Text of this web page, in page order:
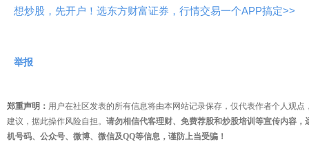
想炒股，先开户！选东方财富证券，行情交易一个APP搞定>>
举报
郑重声明： 用户在社区发表的所有信息将由本网站记录保存，仅代表作者个人观
建议，据此操作风险自担。 请勿相信代客理财、免费荐股和炒股培训等宣传内容
机号码、公众号、微博、微信及QQ等信息，谨防上当受骗！